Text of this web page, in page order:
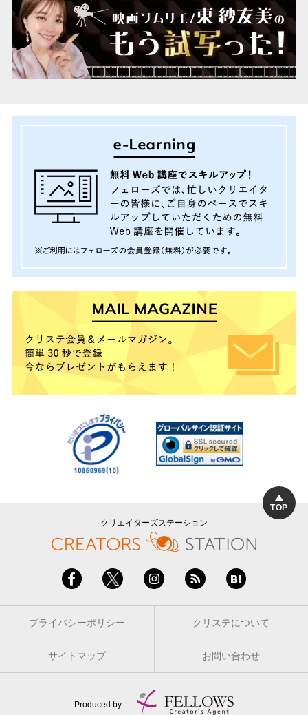
TOP
クリエイターズステーション
プライバシーポリシー クリステについて
サイトマップ お問い合わせ
Produced by